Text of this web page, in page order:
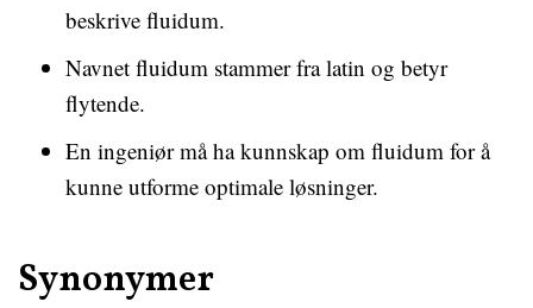
beskrive fluidum.
Navnet fluidum stammer fra latin og betyr
flytende.
En ingeniør må ha kunnskap om fluidum for å
kunne utforme optimale løsninger.
Synonymer